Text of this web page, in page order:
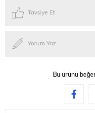
Tavsiye Et
Yorum Yaz
Bu ürünü